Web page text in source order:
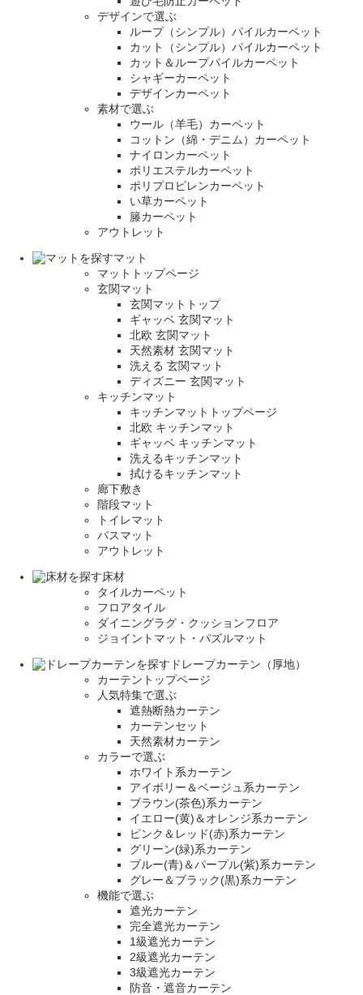
デザインで選ぶ
ループ（シンプル）パイルカーペット
カット（シンプル）パイルカーペット
カット＆ループパイルカーペット
シャギーカーペット
デザインカーペット
素材で選ぶ
ウール（羊毛）カーペット
コットン（綿・デニム）カーペット
ナイロンカーペット
ポリエステルカーペット
ポリプロピレンカーペット
い草カーペット
籐カーペット
アウトレット
マット
マットトップページ
玄関マット
玄関マットトップ
ギャッベ 玄関マット
北欧 玄関マット
天然素材 玄関マット
洗える 玄関マット
ディズニー 玄関マット
キッチンマット
キッチンマットトップページ
北欧 キッチンマット
ギャッベ キッチンマット
洗えるキッチンマット
拭けるキッチンマット
廊下敷き
階段マット
トイレマット
バスマット
アウトレット
床材
タイルカーペット
フロアタイル
ダイニングラグ・クッションフロア
ジョイントマット・パズルマット
ドレープカーテン（厚地）
カーテントップページ
人気特集で選ぶ
遮熱断熱カーテン
カーテンセット
天然素材カーテン
カラーで選ぶ
ホワイト系カーテン
アイボリー＆ベージュ系カーテン
ブラウン(茶色)系カーテン
イエロー(黄)＆オレンジ系カーテン
ピンク＆レッド(赤)系カーテン
グリーン(緑)系カーテン
ブルー(青)＆パープル(紫)系カーテン
グレー＆ブラック(黒)系カーテン
機能で選ぶ
遮光カーテン
完全遮光カーテン
1級遮光カーテン
2級遮光カーテン
3級遮光カーテン
防音・遮音カーテン